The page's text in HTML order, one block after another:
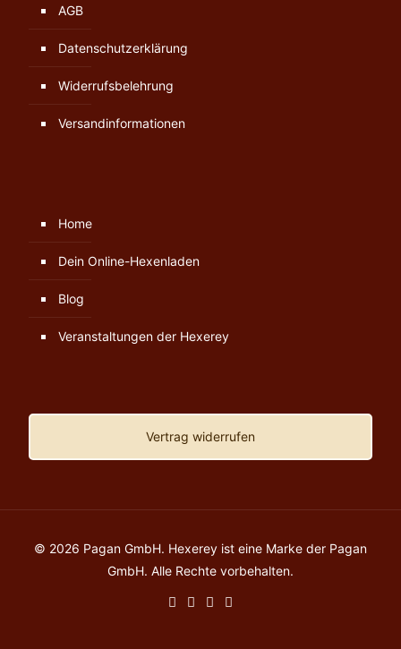
AGB
Datenschutzerklärung
Widerrufsbelehrung
Versandinformationen
Home
Dein Online-Hexenladen
Blog
Veranstaltungen der Hexerey
Vertrag widerrufen
© 2026 Pagan GmbH. Hexerey ist eine Marke der Pagan
GmbH. Alle Rechte vorbehalten.